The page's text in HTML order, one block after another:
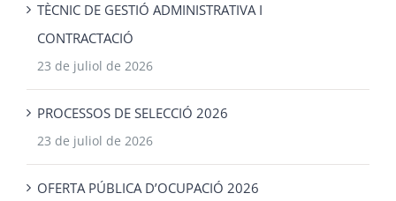
TÈCNIC DE GESTIÓ ADMINISTRATIVA I
CONTRACTACIÓ
23 de juliol de 2026
PROCESSOS DE SELECCIÓ 2026
23 de juliol de 2026
OFERTA PÚBLICA D’OCUPACIÓ 2026